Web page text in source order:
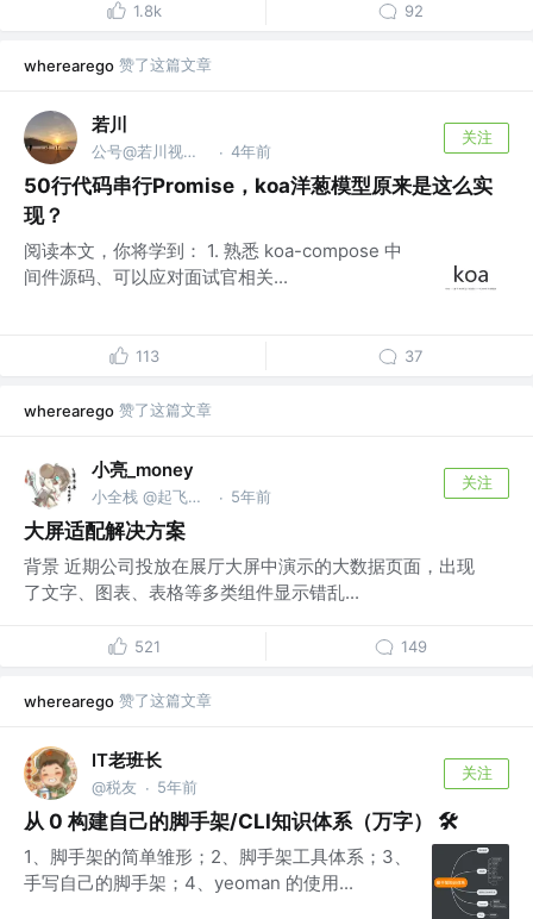
1.8k 92
wherearego 赞了这篇文章
若川
公号@若川视野，源码共读！@vx ruochuan02 参与 · 4年前
关注
50行代码串行Promise，koa洋葱模型原来是这么实
现？
阅读本文，你将学到： 1. 熟悉 koa-compose 中
间件源码、可以应对面试官相关...
113 37
wherearego 赞了这篇文章
小亮_money
小全栈 @起飞中的好公司 · 5年前
关注
大屏适配解决方案
背景 近期公司投放在展厅大屏中演示的大数据页面，出现
了文字、图表、表格等多类组件显示错乱...
521 149
wherearego 赞了这篇文章
IT老班长
@税友 · 5年前
关注
从 0 构建自己的脚手架/CLI知识体系（万字） 🛠
1、脚手架的简单雏形；2、脚手架工具体系；3、
手写自己的脚手架；4、yeoman 的使用...